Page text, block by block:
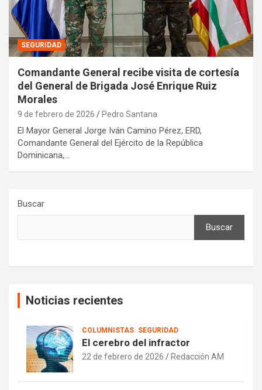
SEGURIDAD
Comandante General recibe visita de cortesía
del General de Brigada José Enrique Ruiz
Morales
9 de febrero de 2026 Pedro Santana
El Mayor General Jorge Iván Camino Pérez, ERD,
Comandante General del Ejército de la República
Dominicana,…
Buscar
Buscar
Noticias recientes
COLUMNISTAS SEGURIDAD
El cerebro del infractor
22 de febrero de 2026 Redacción AM